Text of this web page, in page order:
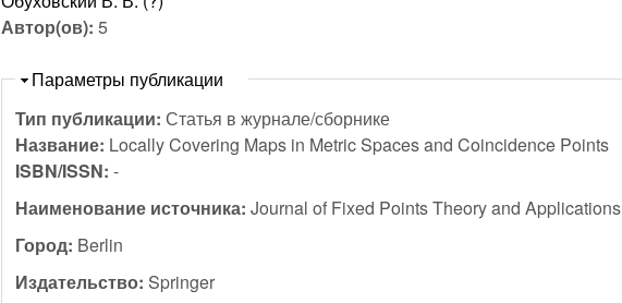
Автор(ов):5
Скрыть
Параметры публикации
Тип публикации:Статья в журнале/сборнике
Название: Locally Covering Maps in Metric Spaces and Coincidence Points
ISBN/ISSN:-
Наименование источника:Journal of Fixed Points Theory and Applications
Город: Berlin
Издательство: Springer